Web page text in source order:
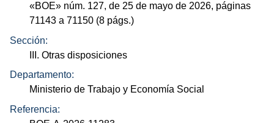
«BOE» núm. 127, de 25 de mayo de 2026, páginas
71143 a 71150 (8 págs.)
Sección:
III. Otras disposiciones
Departamento:
Ministerio de Trabajo y Economía Social
Referencia: